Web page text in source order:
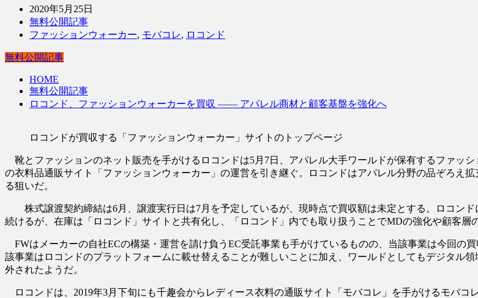
2020年5月25日
無料公開記事
ファッションウォーカー, モバコレ, ロコンド
無料公開記事
HOME
無料公開記事
ロコンド、ファッションウォーカーを買収 ―― アパレル商材と顧客基盤を強化へ
ロコンドが買収する「ファッションウォーカー」サイトのトップページ
靴とファッションのネット販売を手がけるロコンドは5月7日、アパレル大手ワールドが保有するファッ
の衣料品通販サイト「ファッションウォーカー」の運営を引き継ぐ。ロコンドはアパレル分野の品ぞろえ
る狙いだ。
株式譲渡契約締結は6月、譲渡実行日は7月を予定しているが、現時点で買収額は未定とする。ロコン
続けるが、在庫は「ロコンド」サイトと共有化し、「ロコンド」内でも取り扱うことでMDの強化や顧客層
FWはメーカーの自社ECの構築・運営を請け負うEC受託事業も手がけているものの、当該事業は今回の
該事業はロコンドのプラットフォームに載せ替えることが難しいことに加え、ワールドとしてもデジタル
外されたようだ。
ロコンドは、2019年3月下旬にも千趣会からレディース衣料の通販サイト「モバコレ」を手がけるモバ